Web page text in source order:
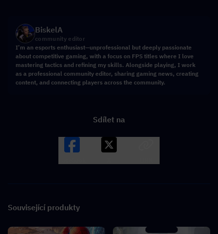
BiskelA
community editor
I’m an esports enthusiast—unprofessional but deeply passionate
about competitive gaming, with a focus on FPS titles where I love
mastering tactics and refining my skills. Alongside playing, I work
as a professional community editor, sharing gaming news, creating
content, and connecting players across the community.
Sdílet na
Související produkty